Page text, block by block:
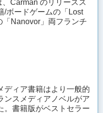
Carman のリリースス
/ボードゲームの「Lost
Nanovor」両フランチ
ディア書籍はより一般的
ンスメディアノベルがア
。書籍版がベストセラー